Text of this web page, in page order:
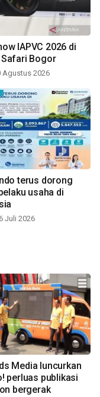
IAPVC 2026 di
Bogor
Agustus 2026
terus dorong
usaha di
Juli 2026
Media luncurkan
perluas publikasi
bergerak